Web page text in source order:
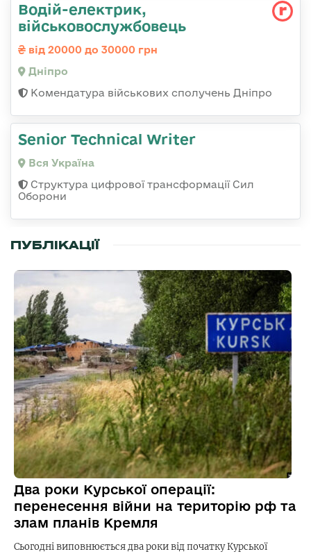
Водій-електрик,
військовослужбовець
від 20000 до 30000 грн
Дніпро
Комендатура військових сполучень Дніпро
Senior Technical Writer
Вся Україна
Структура цифрової трансформації Сил
Оборони
ПУБЛІКАЦІЇ
Два роки Курської операції:
перенесення війни на територію рф та
злам планів Кремля
Сьогодні виповнюється два роки від початку Курської